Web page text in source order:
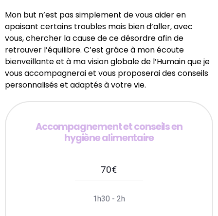
Mon but n’est pas simplement de vous aider en
apaisant certains troubles mais bien d’aller, avec
vous, chercher la cause de ce désordre afin de
retrouver l’équilibre. C’est grâce à mon écoute
bienveillante et à ma vision globale de l’Humain que je
vous accompagnerai et vous proposerai des conseils
personnalisés et adaptés à votre vie.
Accompagnement et conseils en
hygiène alimentaire
70€
1h30 - 2h